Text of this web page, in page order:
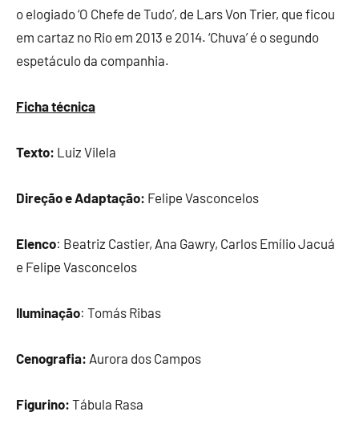
o elogiado ‘O Chefe de Tudo’, de Lars Von Trier, que ficou
em cartaz no Rio em 2013 e 2014. ‘Chuva’ é o segundo
espetáculo da companhia.
Ficha técnica
Texto: Luiz Vilela
Direção e Adaptação: Felipe Vasconcelos
Elenco: Beatriz Castier, Ana Gawry, Carlos Emílio Jacuá
e Felipe Vasconcelos
Iluminação: Tomás Ribas
Cenografia: Aurora dos Campos
Figurino: Tábula Rasa